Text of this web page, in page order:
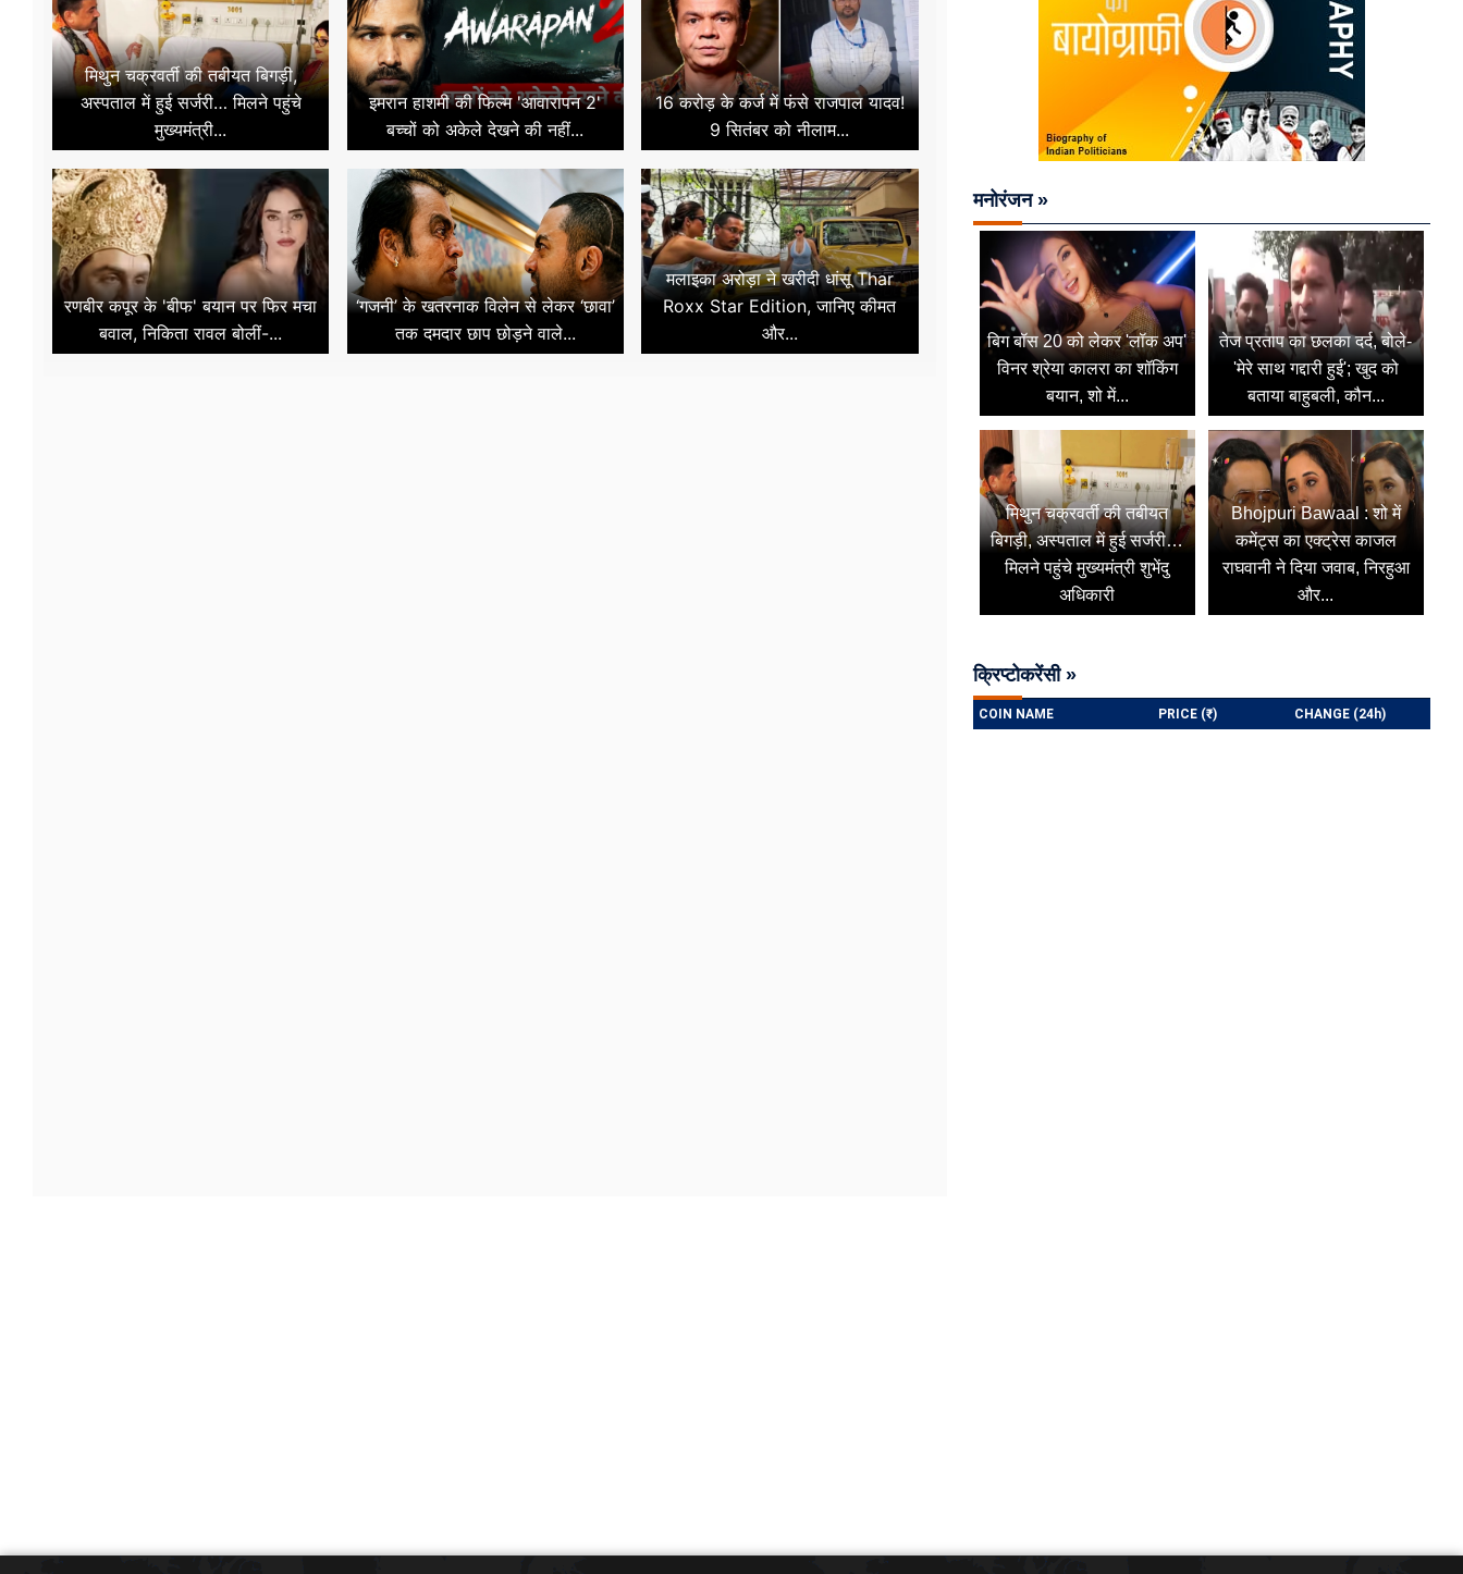
मिथुन चक्रवर्ती की तबीयत बिगड़ी,
अस्पताल में हुई सर्जरी… मिलने पहुंचे
मुख्यमंत्री...
इमरान हाशमी की फिल्म 'आवारापन 2'
बच्चों को अकेले देखने की नहीं...
16 करोड़ के कर्ज में फंसे राजपाल यादव!
9 सितंबर को नीलाम...
रणबीर कपूर के 'बीफ' बयान पर फिर मचा
बवाल, निकिता रावल बोलीं-...
‘गजनी’ के खतरनाक विलेन से लेकर ‘छावा’
तक दमदार छाप छोड़ने वाले...
मलाइका अरोड़ा ने खरीदी धांसू Thar
Roxx Star Edition, जानिए कीमत
और...
मनोरंजन »
बिग बॉस 20 को लेकर 'लॉक अप'
विनर श्रेया कालरा का शॉकिंग
बयान, शो में...
तेज प्रताप का छलका दर्द, बोले-
'मेरे साथ गद्दारी हुई'; खुद को
बताया बाहुबली, कौन...
मिथुन चक्रवर्ती की तबीयत
बिगड़ी, अस्पताल में हुई सर्जरी…
मिलने पहुंचे मुख्यमंत्री शुभेंदु
अधिकारी
Bhojpuri Bawaal : शो में
कमेंट्स का एक्ट्रेस काजल
राघवानी ने दिया जवाब, निरहुआ
और...
क्रिप्टोकरेंसी »